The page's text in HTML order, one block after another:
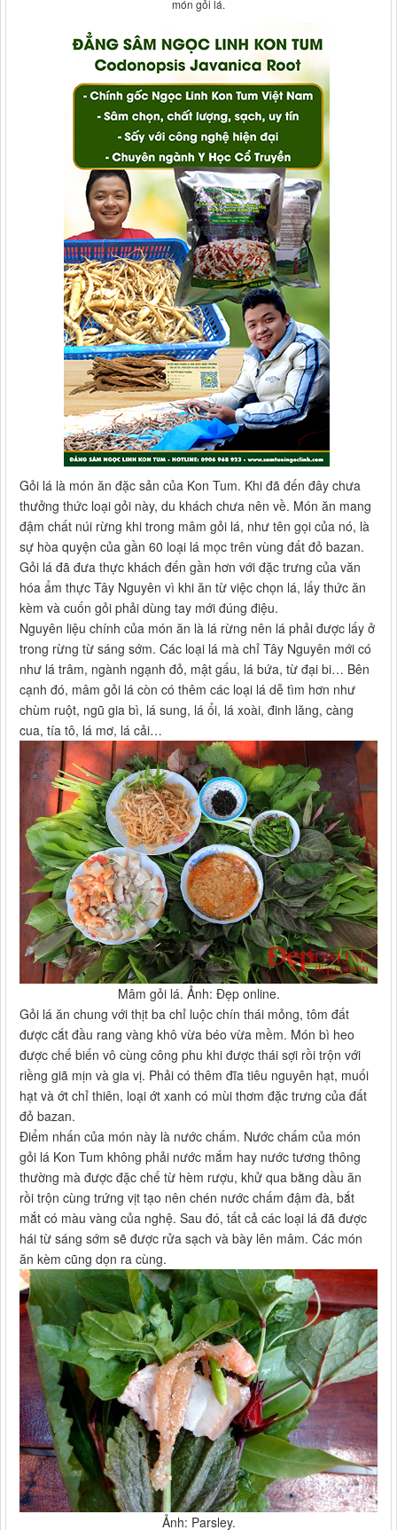
món gỏi lá.
Gỏi lá là món ăn đặc sản của Kon Tum. Khi đã đến đây chưa
thưởng thức loại gỏi này, du khách chưa nên về. Món ăn mang
đậm chất núi rừng khi trong mâm gỏi lá, như tên gọi của nó, là
sự hòa quyện của gần 60 loại lá mọc trên vùng đất đỏ bazan.
Gỏi lá đã đưa thực khách đến gần hơn với đặc trưng của văn
hóa ẩm thực Tây Nguyên vì khi ăn từ việc chọn lá, lấy thức ăn
kèm và cuốn gỏi phải dùng tay mới đúng điệu.
Nguyên liệu chính của món ăn là lá rừng nên lá phải được lấy ở
trong rừng từ sáng sớm. Các loại lá mà chỉ Tây Nguyên mới có
như lá trâm, ngành ngạnh đỏ, mật gấu, lá bứa, từ đại bi… Bên
cạnh đó, mâm gỏi lá còn có thêm các loại lá dễ tìm hơn như
chùm ruột, ngũ gia bì, lá sung, lá ổi, lá xoài, đinh lăng, càng
cua, tía tô, lá mơ, lá cải…
Mâm gỏi lá. Ảnh: Đẹp online.
Gỏi lá ăn chung với thịt ba chỉ luộc chín thái mỏng, tôm đất
được cắt đầu rang vàng khô vừa béo vừa mềm. Món bì heo
được chế biến vô cùng công phu khi được thái sợi rồi trộn với
riềng giã mịn và gia vị. Phải có thêm đĩa tiêu nguyên hạt, muối
hạt và ớt chỉ thiên, loại ớt xanh có mùi thơm đặc trưng của đất
đỏ bazan.
Điểm nhấn của món này là nước chấm. Nước chấm của món
gỏi lá Kon Tum không phải nước mắm hay nước tương thông
thường mà được đặc chế từ hèm rượu, khử qua bằng dầu ăn
rồi trộn cùng trứng vịt tạo nên chén nước chấm đậm đà, bắt
mắt có màu vàng của nghệ. Sau đó, tất cả các loại lá đã được
hái từ sáng sớm sẽ được rửa sạch và bày lên mâm. Các món
ăn kèm cũng dọn ra cùng.
Ảnh: Parsley.